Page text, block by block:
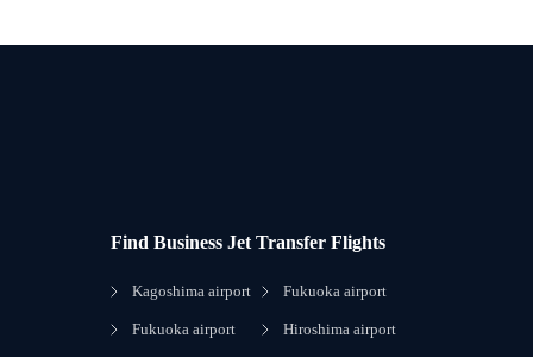
Find Business Jet Transfer Flights
Kagoshima airport
Fukuoka airport
Fukuoka airport
Hiroshima airport